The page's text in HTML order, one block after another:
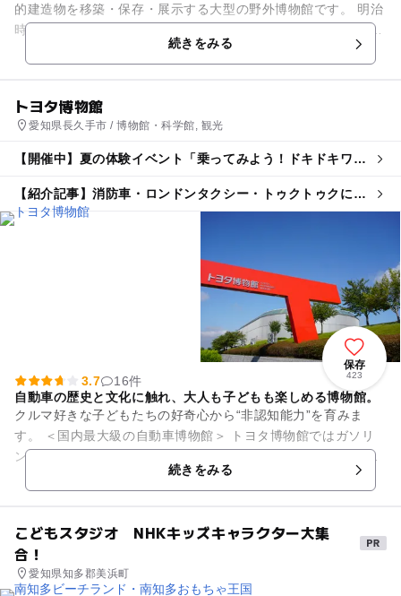
的建造物を移築・保存・展示する大型の野外博物館です。 明治
時代に実際に走行していたSL・京都市電に体験乗車できるほ
続きをみる
トヨタ博物館
愛知県長久手市 / 博物館・科学館, 観光
【開催中】夏の体験イベント「乗ってみよう！ドキドキワク
【紹介記事】消防車・ロンドンタクシー・トゥクトゥクに乗
れる！ トヨタ博物館で体験イベント開催
保存
423
3.7
16件
自動車の歴史と文化に触れ、大人も子どもも楽しめる博物館。
クルマ好きな子どもたちの好奇心から“非認知能力”を育みま
す。 ＜国内最大級の自動車博物館＞ トヨタ博物館ではガソリ
ン自動車誕生から現代にいたるまでの日米欧の自動車の歴史
続きをみる
こどもスタジオ NHKキッズキャラクター大集
合！
愛知県知多郡美浜町